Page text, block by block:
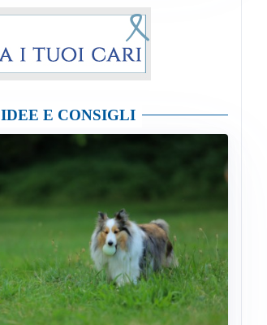
IDEE E CONSIGLI